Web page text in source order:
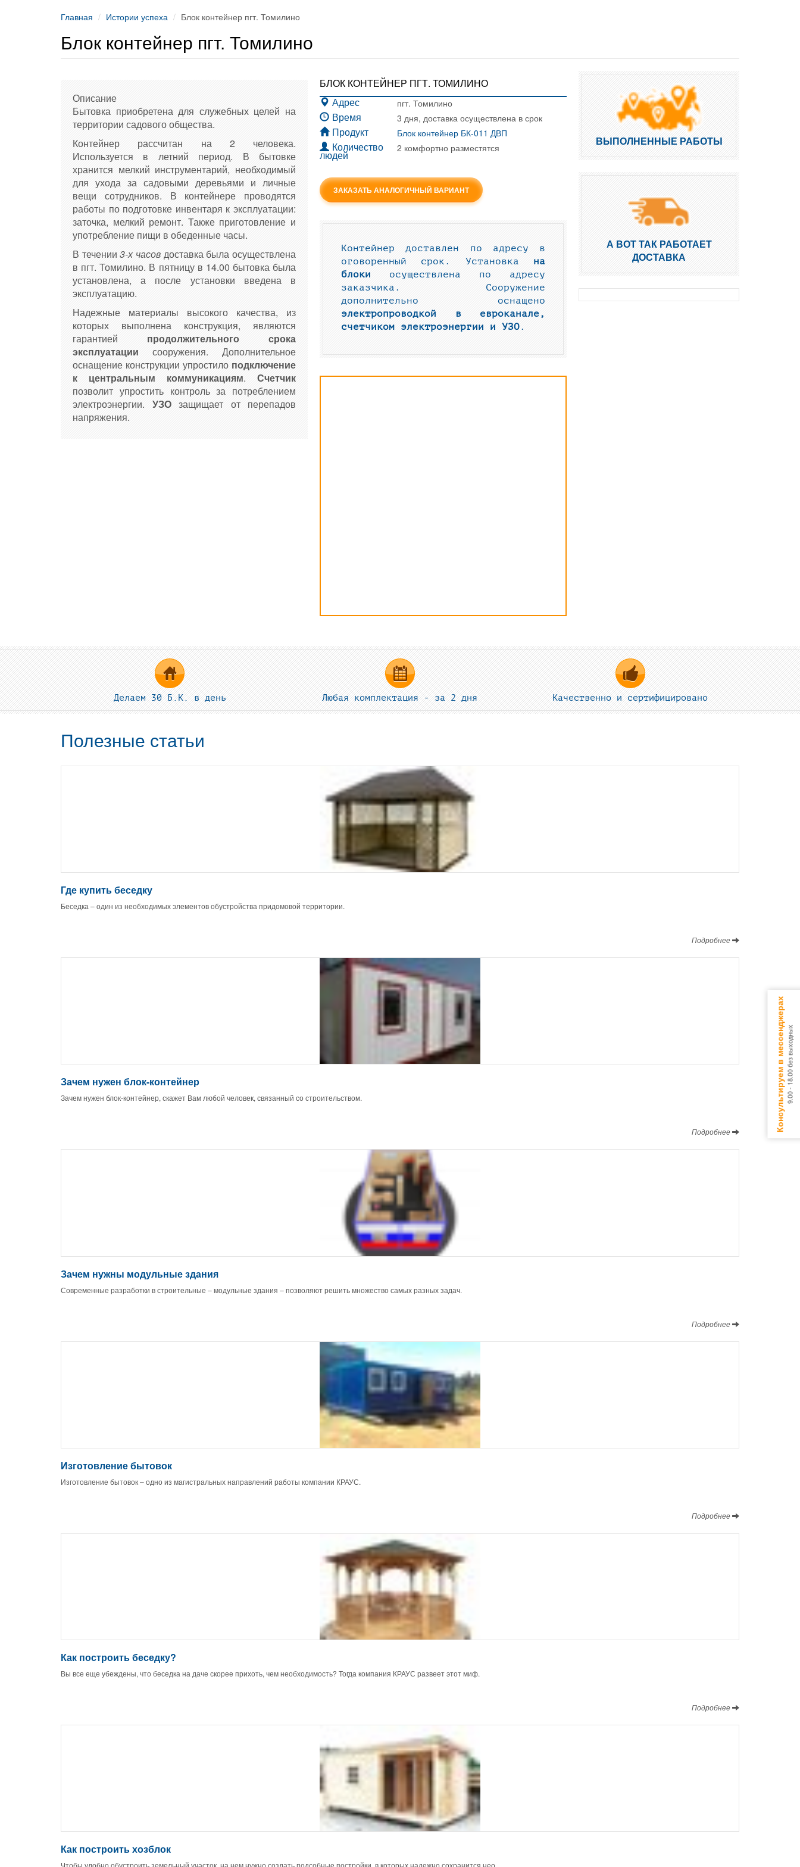
Консультируем в мессенджерах9.00 - 18.00 без выходных
Главная Истории успеха Блок контейнер пгт. Томилино
Блок контейнер пгт. Томилино
Описание
Бытовка приобретена для служебных целей на
территории садового общества.
Контейнер рассчитан на 2 человека.
Используется в летний период. В бытовке
хранится мелкий инструментарий, необходимый
для ухода за садовыми деревьями и личные
вещи сотрудников. В контейнере проводятся
работы по подготовке инвентаря к эксплуатации:
заточка, мелкий ремонт. Также приготовление и
употребление пищи в обеденные часы.
В течении3-х часов доставка была осуществлена
в пгт. Томилино. В пятницу в 14.00 бытовка была
установлена, а после установки введена в
эксплуатацию.
Надежные материалы высокого качества, из
которых выполнена конструкция, являются
гарантией продолжительного срока
эксплуатации сооружения. Дополнительное
оснащение конструкции упростило подключение
к центральным коммуникациям. Счетчик
позволит упростить контроль за потреблением
электроэнергии. УЗОзащищает от перепадов
напряжения.
БЛОК КОНТЕЙНЕР ПГТ. ТОМИЛИНО
Адрес пгт. Томилино
Время 3 дня, доставка осуществлена в срок
Продукт Блок контейнер БК-011 ДВП
Количество
людей
2 комфортно разместятся
ЗАКАЗАТЬ АНАЛОГИЧНЫЙ ВАРИАНТ
Контейнер доставлен по адресу в
оговоренный срок. Установка на
блоки осуществлена по адресу
заказчика. Сооружение
дополнительно оснащено
электропроводкой в евроканале,
счетчиком электроэнергии и УЗО.
ВЫПОЛНЕННЫЕ РАБОТЫ
А ВОТ ТАК РАБОТАЕТ
ДОСТАВКА
Делаем 30 Б.К. в день Любая комплектация - за 2 дня Качественно и сертифицировано
Полезные статьи
Где купить беседку
Беседка – один из необходимых элементов обустройства придомовой территории.
Подробнее
Зачем нужен блок-контейнер
Зачем нужен блок-контейнер, скажет Вам любой человек, связанный со строительством.
Подробнее
Зачем нужны модульные здания
Современные разработки в строительные – модульные здания – позволяют решить множество самых разных задач.
Подробнее
Изготовление бытовок
Изготовление бытовок – одно из магистральных направлений работы компании КРАУС.
Подробнее
Как построить беседку?
Вы все еще убеждены, что беседка на даче скорее прихоть, чем необходимость? Тогда компания КРАУС развеет этот миф.
Подробнее
Как построить хозблок